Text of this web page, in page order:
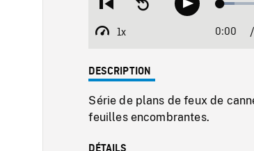
Restart
beginning
Seek
backwardPlay
1x
Playback
Current
0:00 /
DESCRIPTION
Série de plans de feux de
feuilles encombrantes.
DÉTAILS